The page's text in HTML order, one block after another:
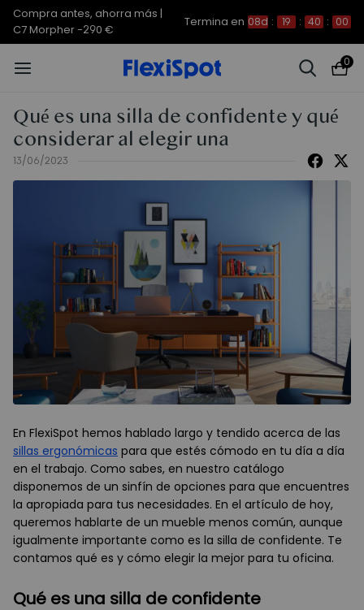
Compra antes, ahorra más |
C7 Morpher -290 €
Termina en 08d : 19 : 40 : 00
0
Qué es una silla de confidente y qué
considerar al elegir una
13/06/2023
En FlexiSpot hemos hablado largo y tendido acerca de las
sillas ergonómicas para que estés cómodo en tu día a día
en el trabajo. Como sabes, en nuestro catálogo
disponemos de un sinfín de opciones para que encuentres
la apropiada para tus necesidades. En el artículo de hoy,
queremos hablarte de un mueble menos común, aunque
igualmente importante como es la silla de confidente. Te
contamos qué es y cómo elegir la mejor para tu oficina.
Qué es una silla de confidente